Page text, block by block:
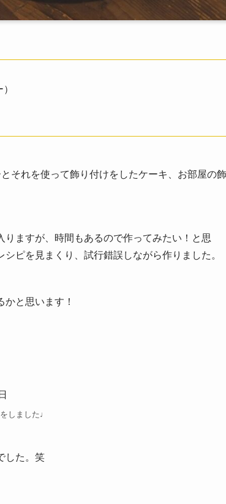
とそれを使って飾り付けをしたケーキ
お部屋の飾
ますが、時間もあるので作ってみたい！と思
ピを見まくり、試行錯誤しながら作りました。
と思います！
しました♩
した。笑